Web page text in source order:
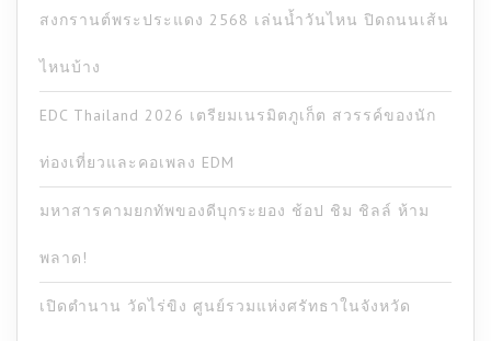
สงกรานต์พระประแดง 2568 เล่นน้ำวันไหน ปิดถนนเส้น
ไหนบ้าง
EDC Thailand 2026 เตรียมเนรมิตภูเก็ต สวรรค์ของนัก
ท่องเที่ยวและคอเพลง EDM
มหาสารคามยกทัพของดีบุกระยอง ช้อป ชิม ชิลล์ ห้าม
พลาด!
เปิดตำนาน วัดไร่ขิง ศูนย์รวมแห่งศรัทธาในจังหวัด